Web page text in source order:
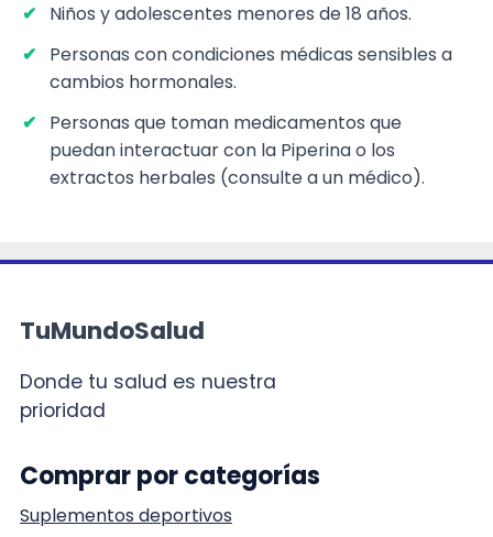
Niños y adolescentes menores de 18 años.
Personas con condiciones médicas sensibles a
cambios hormonales.
Personas que toman medicamentos que
puedan interactuar con la Piperina o los
extractos herbales (consulte a un médico).
TuMundoSalud
Donde tu salud es nuestra
prioridad
Comprar por categorías
Suplementos deportivos